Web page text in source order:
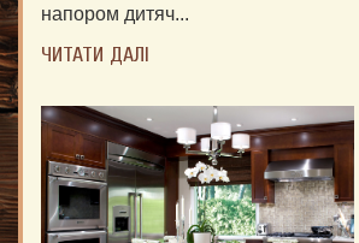
напором дитяч...
ЧИТАТИ ДАЛІ